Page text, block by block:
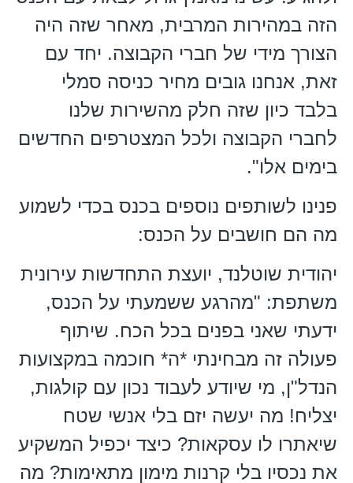
הזה במהירות המרבית, מאחר שזה היה
הצורך מידי של חברי הקבוצה. יחד עם
זאת, אנחנו גובים מחיר כניסה סמלי
בלבד כיון שזה חלק מהשירות שלנו
לחברי הקבוצה ולכל המצטרפים החדשים
בימים אלו".
פנינו לשותפים נוספים בכנס בכדי לשמוע
מה הם חושבים על הכנס:
יהודית שוטלנד, יועצת התחדשות עירונית
משתפת: "מהרגע ששמעתי על הכנס,
ידעתי שאני בפנים בכל הכח. שיתוף
פעולה זה מבחינתי *ה* חוכמה במקצועות
הנדל"ן, מי שיודע לעבוד נכון עם קולגות,
יצליח! מה יעשה יזם בלי אנשי שטח
שיאתרו לו עסקאות? כיצד יכפיל המשקיע
את נכסיו בלי קרנות מימון מתאימות? מה